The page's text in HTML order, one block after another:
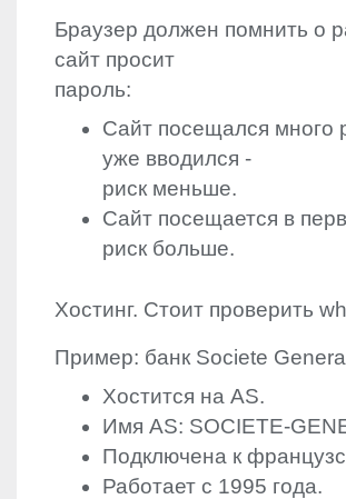
Браузер должен помнить о
сайт просит
пароль:
Сайт посещался много
уже вводился -
риск меньше.
Сайт посещается в
риск больше.
Хостинг. Стоит проверить
Пример: банк Societe
Хостится на AS.
Имя AS: SOCIETE-
Подключена к
Работает с 1995 года.